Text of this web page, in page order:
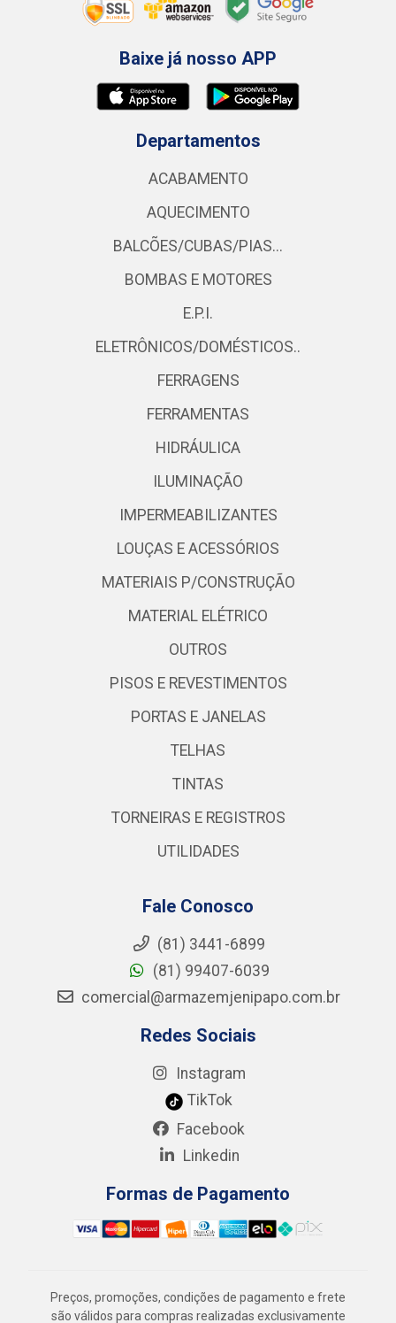
Baixe já nosso APP
Departamentos
ACABAMENTO
AQUECIMENTO
BALCÕES/CUBAS/PIAS...
BOMBAS E MOTORES
E.P.I.
ELETRÔNICOS/DOMÉSTICOS..
FERRAGENS
FERRAMENTAS
HIDRÁULICA
ILUMINAÇÃO
IMPERMEABILIZANTES
LOUÇAS E ACESSÓRIOS
MATERIAIS P/CONSTRUÇÃO
MATERIAL ELÉTRICO
OUTROS
PISOS E REVESTIMENTOS
PORTAS E JANELAS
TELHAS
TINTAS
TORNEIRAS E REGISTROS
UTILIDADES
Fale Conosco
(81) 3441-6899
(81) 99407-6039
comercial@armazemjenipapo.com.br
Redes Sociais
Instagram
TikTok
Facebook
Linkedin
Formas de Pagamento
Preços, promoções, condições de pagamento e frete
são válidos para compras realizadas exclusivamente